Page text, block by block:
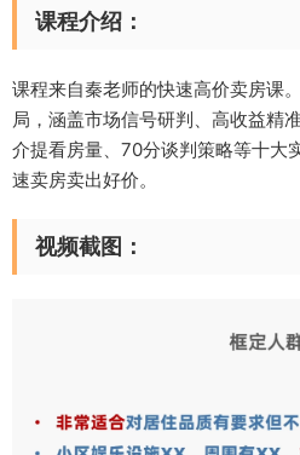
课程介绍：
课程来自秦老师的快速高价卖房课
局，涵盖市场信号研判、高收益精
介提看房量、70分谈判策略等十大
速卖房卖出好价。
视频截图：